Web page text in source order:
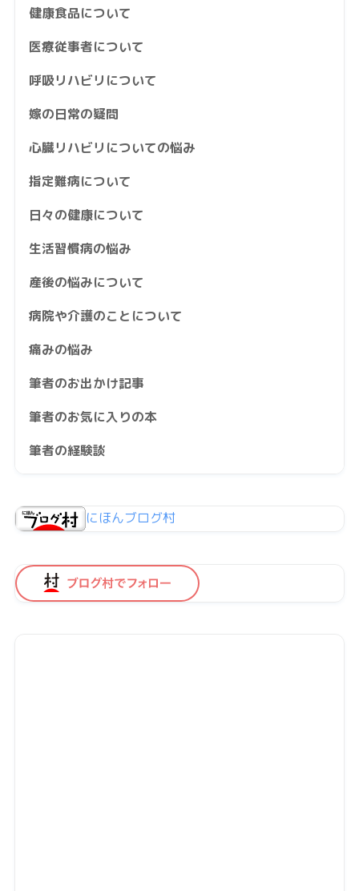
健康食品について
医療従事者について
呼吸リハビリについて
嫁の日常の疑問
心臓リハビリについての悩み
指定難病について
日々の健康について
生活習慣病の悩み
産後の悩みについて
病院や介護のことについて
痛みの悩み
筆者のお出かけ記事
筆者のお気に入りの本
筆者の経験談
にほんブログ村